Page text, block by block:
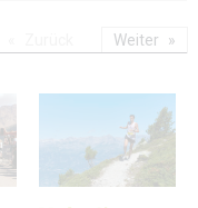
Weiter